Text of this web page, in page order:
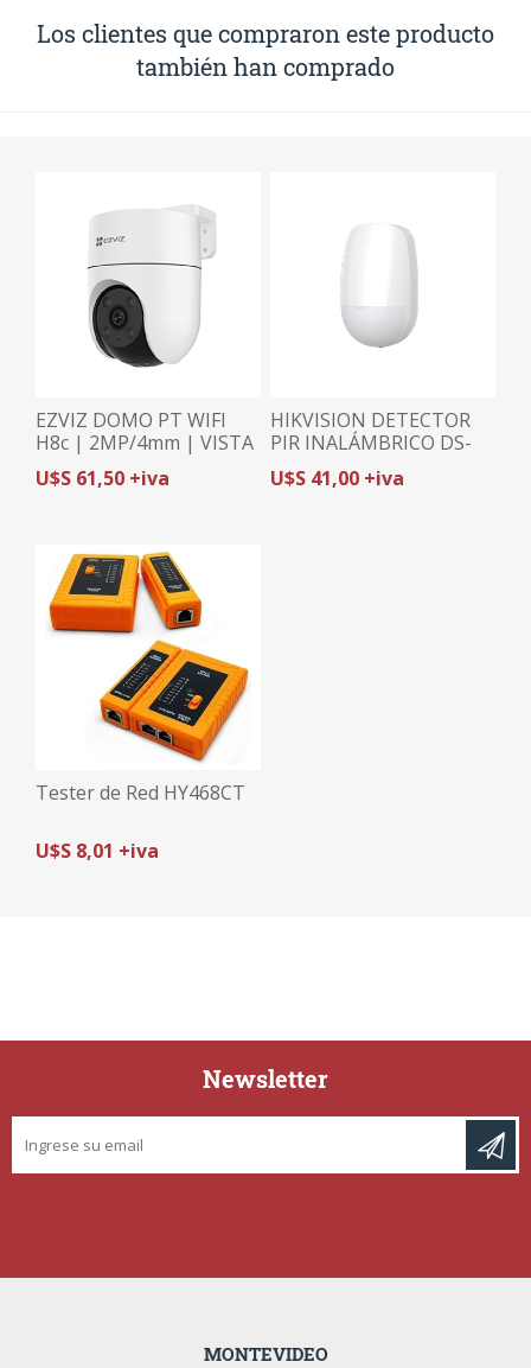
Los clientes que compraron este producto
también han comprado
EZVIZ DOMO PT WIFI
H8c | 2MP/4mm | VISTA
360° | DEFENSA ACTIVA
U$S 61,50 +iva
HIKVISION DETECTOR
PIR INALÁMBRICO DS-
PDP15P-EG2-WB -GEN2|
INMUNE A MASCOTAS
U$S 41,00 +iva
Tester de Red HY468CT
U$S 8,01 +iva
Newsletter
MONTEVIDEO